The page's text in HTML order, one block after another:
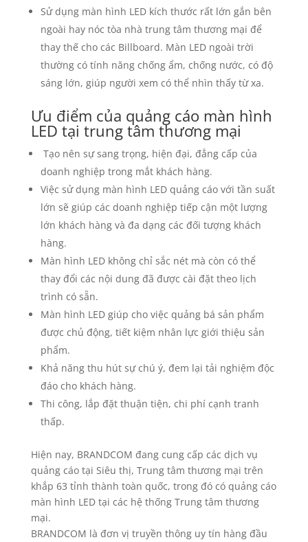
Sử dụng màn hình LED kích thước rất lớn gắn bên
ngoài hay nóc tòa nhà trung tâm thương mại để
thay thế cho các Billboard. Màn LED ngoài trời
thường có tính năng chống ẩm, chống nước, có độ
sáng lớn, giúp người xem có thể nhìn thấy từ xa.
Ưu điểm của quảng cáo màn hình
LED tại trung tâm thương mại
Tạo nên sự sang trọng, hiện đại, đẳng cấp của
doanh nghiệp trong mắt khách hàng.
Việc sử dụng màn hình LED quảng cáo với tần suất
lớn sẽ giúp các doanh nghiệp tiếp cận một lượng
lớn khách hàng và đa dạng các đối tượng khách
hàng.
Màn hình LED không chỉ sắc nét mà còn có thể
thay đổi các nội dung đã được cài đặt theo lịch
trình có sẵn.
Màn hình LED giúp cho việc quảng bá sản phẩm
được chủ động, tiết kiệm nhân lực giới thiệu sản
phẩm.
Khả năng thu hút sự chú ý, đem lại tải nghiệm độc
đáo cho khách hàng.
Thi công, lắp đặt thuận tiện, chi phí cạnh tranh
thấp.
Hiện nay, BRANDCOM đang cung cấp các dịch vụ
quảng cáo tại Siêu thị, Trung tâm thương mại trên
khắp 63 tỉnh thành toàn quốc, trong đó có quảng cáo
màn hình LED tại các hệ thống Trung tâm thương
mại.
BRANDCOM là đơn vị truyền thông uy tín hàng đầu